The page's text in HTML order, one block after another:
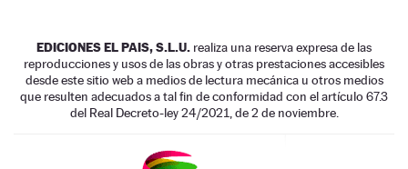
EDICIONES EL PAIS, S.L.U. realiza una reserva expresa de las
reproducciones y usos de las obras y otras prestaciones accesibles
desde este sitio web a medios de lectura mecánica u otros medios
que resulten adecuados a tal fin de conformidad con el artículo 67.3
del Real Decreto-ley 24/2021, de 2 de noviembre.